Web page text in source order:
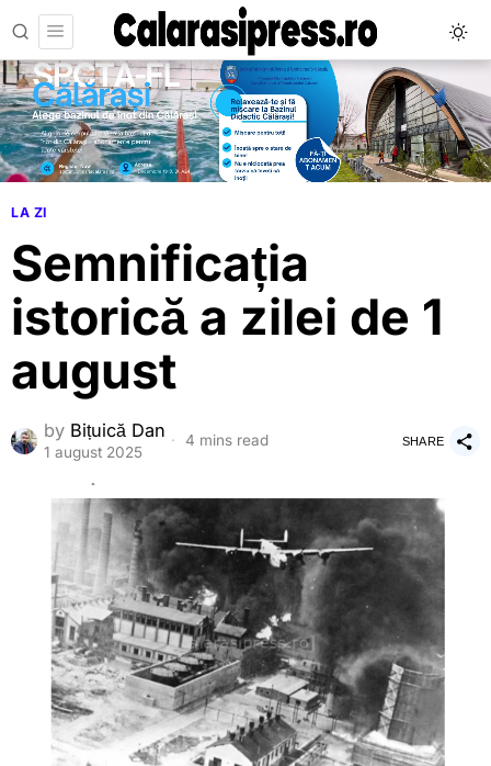
LA ZI
Semnificația
istorică a zilei de 1
august
by Bițuică Dan
1 august 2025
4 mins read SHARE